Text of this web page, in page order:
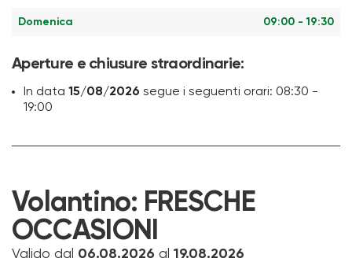
Domenica 09:00 - 19:30
Aperture e chiusure straordinarie:
In data 15/08/2026 segue i seguenti orari: 08:30 -
19:00
Volantino: FRESCHE
OCCASIONI
Valido dal 06.08.2026 al 19.08.2026